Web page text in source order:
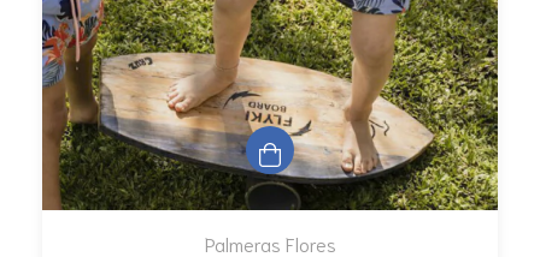
Palmeras Flores